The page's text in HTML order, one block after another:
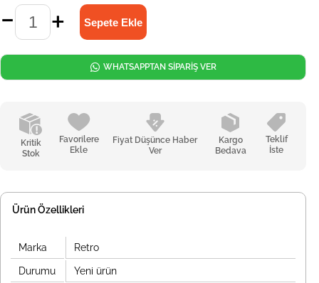
Kritik
Stok
Favorilere
Ekle
Fiyat Düşünce Haber
Ver
Kargo
Bedava
Teklif
İste
WHATSAPPTAN SİPARİŞ VER
Ürün Özellikleri
Marka Retro
Durumu Yeni ürün